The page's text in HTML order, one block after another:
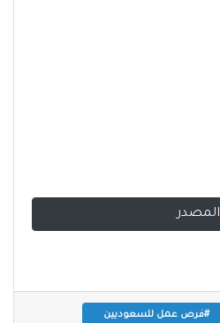
المصدر
#فرص عمل للسعوديين